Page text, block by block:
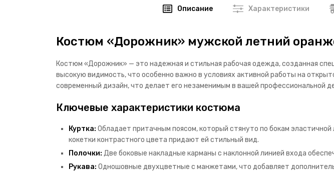
Описание Характеристики
Костюм «Дорожник» мужской летний
Костюм «Дорожник» — это надежная и стильная рабочая одежда, созданная
высокую видимость, что особенно важно в условиях активной работы на
современный дизайн, что делает его незаменимым в вашей профессиональной
Ключевые характеристики костюма
Куртка: Обладает притачным поясом, который стянуто по бокам
кокетки контрастного цвета придают ей стильный вид.
Полочки: Две боковые накладные карманы с наклонной линией входа
Рукава: Одношовные двухцветные с манжетами, что добавляет